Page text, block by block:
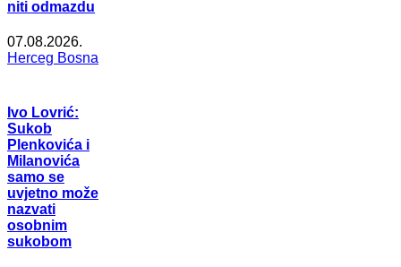
niti odmazdu
07.08.2026.
Herceg Bosna
Ivo Lovrić:
Sukob
Plenkovića i
Milanovića
samo se
uvjetno može
nazvati
osobnim
sukobom